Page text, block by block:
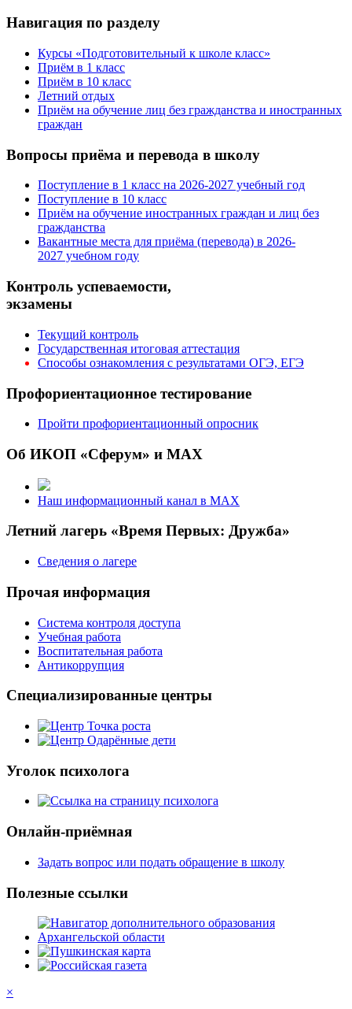
Навигация по разделу
Курсы «Подготовительный к школе класс»
Приём в 1 класс
Приём в 10 класс
Летний отдых
Приём на обучение лиц без гражданства и иностранных
граждан
Вопросы приёма и перевода в школу
Поступление в 1 класс на 2026-2027 учебный год
Поступление в 10 класс
Приём на обучение иностранных граждан и лиц без
гражданства
Вакантные места для приёма (перевода) в 2026-
2027 учебном году
Контроль успеваемости,
экзамены
Текущий контроль
Государственная итоговая аттестация
Способы ознакомления с результатами ОГЭ, ЕГЭ
Профориентационное тестирование
Пройти профориентационный опросник
Об ИКОП «Сферум» и MAX
Наш информационный канал в MAX
Летний лагерь «Время Первых: Дружба»
Сведения о лагере
Прочая информация
Система контроля доступа
Учебная работа
Воспитательная работа
Антикоррупция
Специализированные центры
Уголок психолога
Онлайн-приёмная
Задать вопрос или подать обращение в школу
Полезные ссылки
×